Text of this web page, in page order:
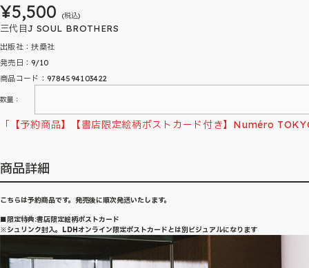
¥5,500 (税込)
三代目J SOUL BROTHERS
出版社：扶桑社
発売日：9/10
商品コード：9784594103422
数量：
「【予約商品】【書店限定絵柄ポストカード付き】Numéro
商品詳細
こちらは予約商品です。発売後に順次発送いたします。
■限定特典:書店限定絵柄ポストカード
※シュリンク封入。LDHオンライン限定ポストカードとは別ビジュアルになります